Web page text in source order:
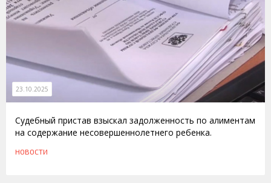
23.10.2025
Судебный пристав взыскал задолженность по алиментам
на содержание несовершеннолетнего ребенка.
НОВОСТИ